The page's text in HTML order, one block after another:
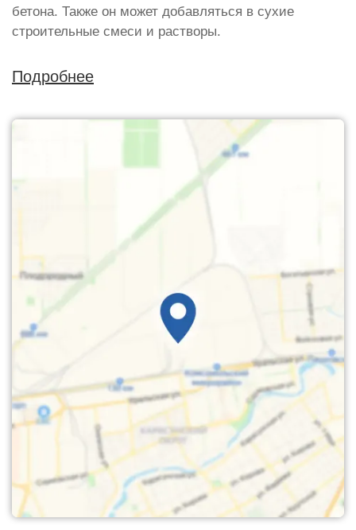
бетона. Также он может добавляться в сухие
строительные смеси и растворы.
Подробнее